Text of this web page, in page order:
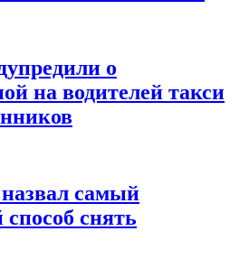
о
на водителей такси
самый
снять